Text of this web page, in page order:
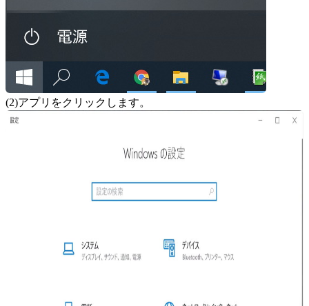
(2)アプリをクリックします。